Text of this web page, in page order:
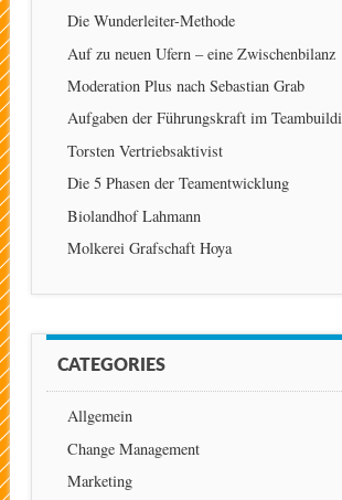
Die Wunderleiter-Methode
Auf zu neuen Ufern – eine Zwischenbilanz
Moderation Plus nach Sebastian Grab
Aufgaben der Führungskraft im
Torsten Vertriebsaktivist
Die 5 Phasen der Teamentwicklung
Biolandhof Lahmann
Molkerei Grafschaft Hoya
CATEGORIES
Allgemein
Change Management
Marketing